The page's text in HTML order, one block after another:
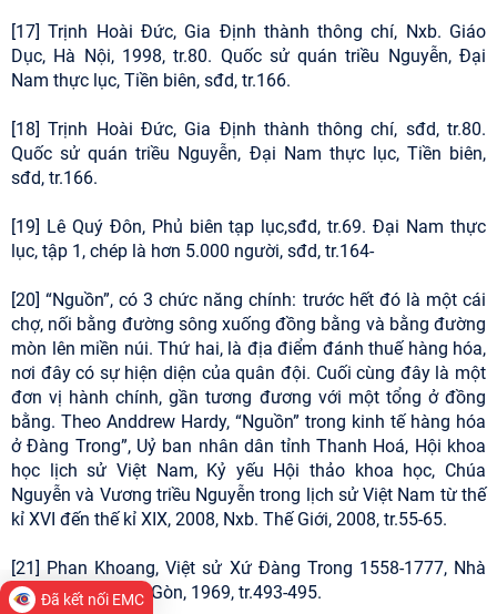
[17] Trịnh Hoài Đức, Gia Định thành thông chí, Nxb. Giáo
Dục, Hà Nội, 1998, tr.80. Quốc sử quán triều Nguyễn, Đại
Nam thực lục, Tiền biên, sđd, tr.166.
[18] Trịnh Hoài Đức, Gia Định thành thông chí, sđd, tr.80.
Quốc sử quán triều Nguyễn, Đại Nam thực lục, Tiền biên,
sđd, tr.166.
[19] Lê Quý Đôn, Phủ biên tạp lục,sđd, tr.69. Đại Nam thực
lục, tập 1, chép là hơn 5.000 người, sđd, tr.164-
[20] “Nguồn”, có 3 chức năng chính: trước hết đó là một cái
chợ, nối bằng đường sông xuống đồng bằng và bằng đường
mòn lên miền núi. Thứ hai, là địa điểm đánh thuế hàng hóa,
nơi đây có sự hiện diện của quân đội. Cuối cùng đây là một
đơn vị hành chính, gần tương đương với một tổng ở đồng
bằng. Theo Anddrew Hardy, “Nguồn” trong kinh tế hàng hóa
ở Đàng Trong”, Uỷ ban nhân dân tỉnh Thanh Hoá, Hội khoa
học lịch sử Việt Nam, Kỷ yếu Hội thảo khoa học, Chúa
Nguyễn và Vương triều Nguyễn trong lịch sử Việt Nam từ thế
kỉ XVI đến thế kỉ XIX, 2008, Nxb. Thế Giới, 2008, tr.55-65.
[21] Phan Khoang, Việt sử Xứ Đàng Trong 1558-1777, Nhà
sách Khai Trí, Sài Gòn, 1969, tr.493-495.
Đã kết nối EMC